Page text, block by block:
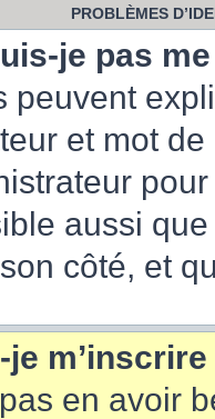
PROBLÈMES
je pas
peuvent
et mot
aussi
côté, et
en avoir